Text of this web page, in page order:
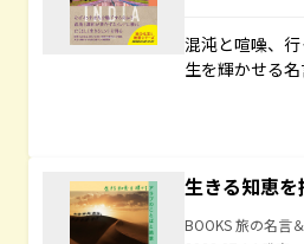
混沌と喧噪、
生を輝かせる
生きる知恵
BOOKS 旅の名言